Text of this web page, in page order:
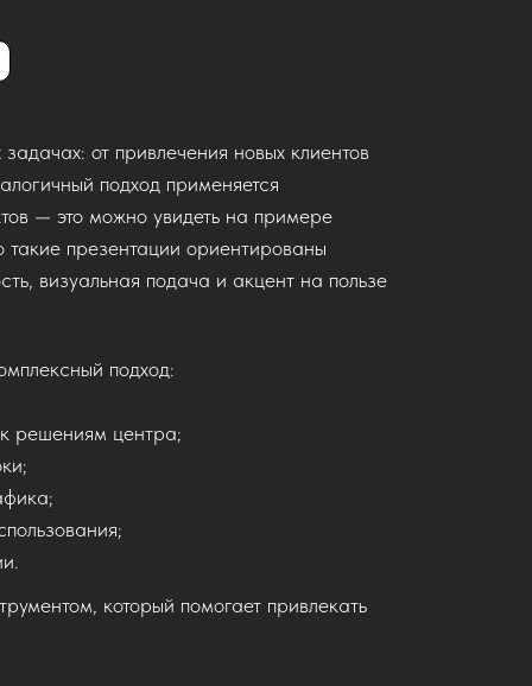
от привлечения новых клиентов
подход применяется
— это можно увидеть на примере
такие презентации ориентированы
визуальная подача и акцент на пользе
подход:
решениям центра;
который помогает привлекать